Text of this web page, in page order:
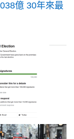
億 30年來最